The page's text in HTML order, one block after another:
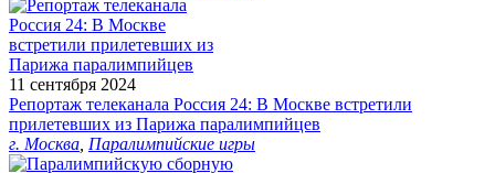
11 сентября 2024
Репортаж телеканала Россия 24: В Москве встретили
прилетевших из Парижа паралимпийцев
г. Москва Паралимпийские игры